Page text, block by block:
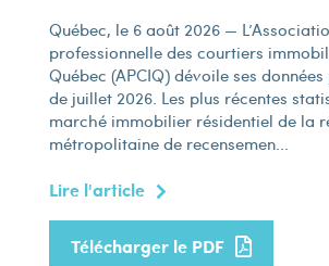
Québec, le 6 août 2026 —
professionnelle des courtiers
Québec (APCIQ) dévoile ses
de juillet 2026. Les plus récentes
marché immobilier résidentiel de la
métropolitaine de recensemen...
Lire l'article
Télécharger le PDF